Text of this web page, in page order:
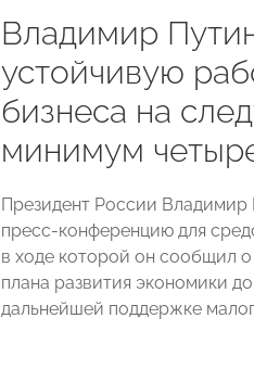
Владимир
устойчивую
бизнеса на
минимум
Президент России
пресс-конференцию для
в ходе которой он сообщил о
плана развития экономики
дальнейшей поддержке